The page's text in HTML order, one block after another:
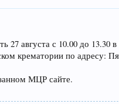
27 августа с 10.00 до
крематории по адресу:
МЦР сайте.